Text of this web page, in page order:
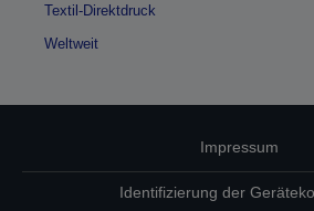
Textil-Direktdruck
Weltweit
Impressum
Identifizierung der